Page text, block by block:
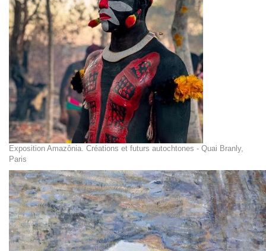
Exposition Amazônia. Créations et futurs autochtones - Quai Branly,
Paris